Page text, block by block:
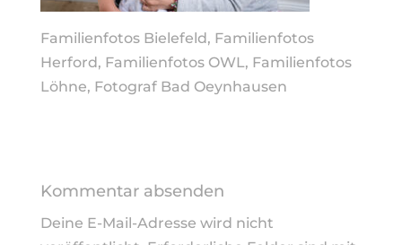
Familienfotos Bielefeld, Familienfotos
Herford, Familienfotos OWL, Familienfotos
Löhne, Fotograf Bad Oeynhausen
Kommentar absenden
Deine E-Mail-Adresse wird nicht